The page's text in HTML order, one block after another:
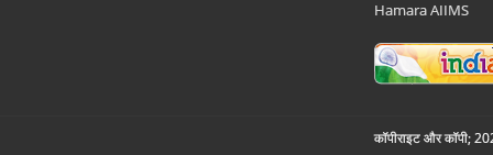
Hamara AIIMS
कॉपीराइट और कॉपी;